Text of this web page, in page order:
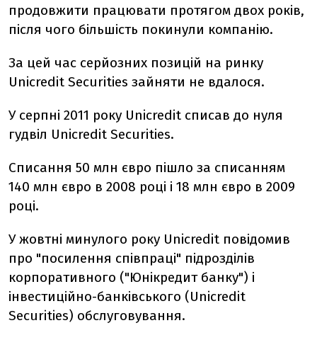
продовжити працювати протягом двох років,
після чого більшість покинули компанію.
За цей час серйозних позицій на ринку
Unicredit Securities зайняти не вдалося.
У серпні 2011 року Unicredit списав до нуля
гудвіл Unicredit Securities.
Списання 50 млн євро пішло за списанням
140 млн євро в 2008 році і 18 млн євро в 2009
році.
У жовтні минулого року Unicredit повідомив
про "посилення співпраці" підрозділів
корпоративного ("Юнікредит банку") і
інвестиційно-банківського (Unicredit
Securities) обслуговування.